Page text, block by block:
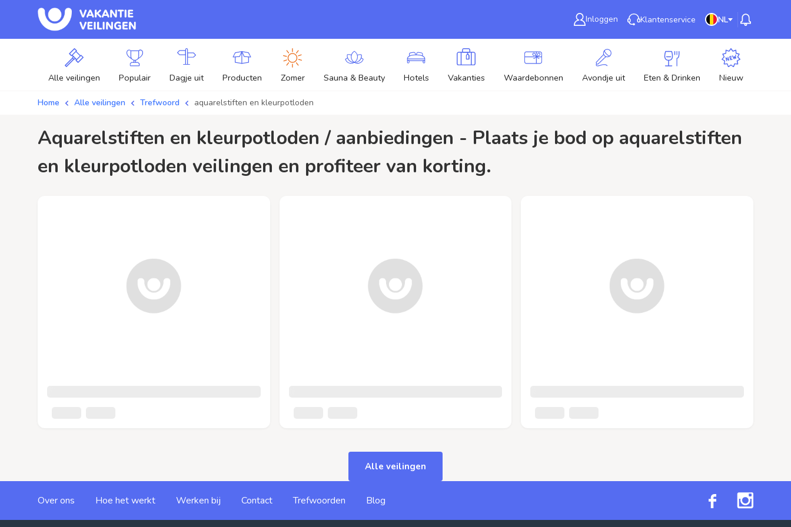
Inloggen Klantenservice NL
Alle veilingen Populair Dagje uit Producten Zomer Sauna & Beauty Hotels Vakanties Waardebonnen Avondje uit Eten & Drinken Nieuw
Home Alle veilingen Trefwoord aquarelstiften en kleurpotloden
aquarelstiften en kleurpotloden / aanbiedingen - Plaats je bod op aquarelstiften
en kleurpotloden veilingen en profiteer van korting.
Alle veilingen
Over ons Hoe het werkt Werken bij Contact Trefwoorden Blog